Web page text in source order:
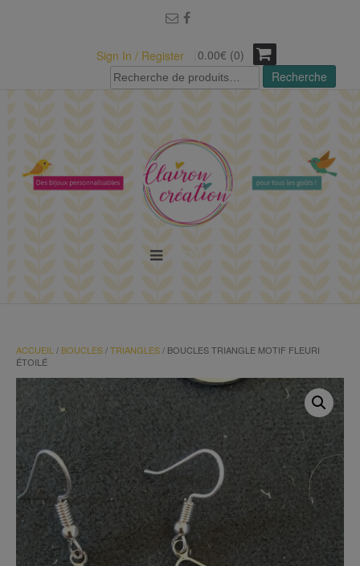
Sign In / Register
0.00€ (0)
Recherche
pour :
Recherche
ACCUEIL / BOUCLES/TRIANGLES/ BOUCLES TRIANGLE MOTIF FLEURI
ÉTOILÉ